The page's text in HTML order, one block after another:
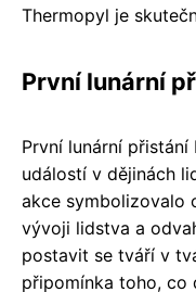
Thermopyl je
První lunární
První lunární
událostí v dějinách
akce symbolizovalo
vývoji lidstva a
postavit se tváří v
připomínka toho, co